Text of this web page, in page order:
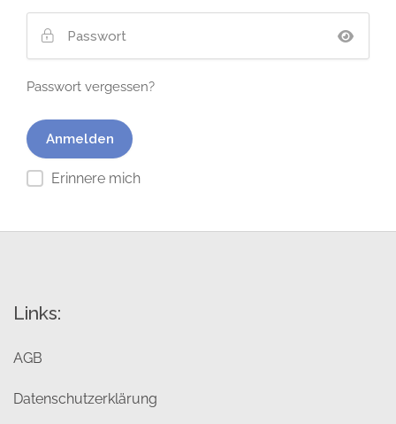
Passwort vergessen?
Erinnere mich
Links:
AGB
Datenschutzerklärung